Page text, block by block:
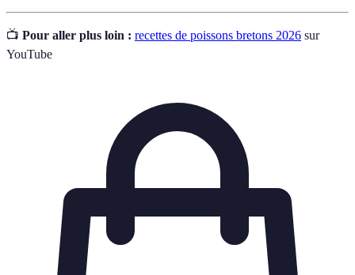
📺 Pour aller plus loin : recettes de poissons bretons 2026 sur
YouTube